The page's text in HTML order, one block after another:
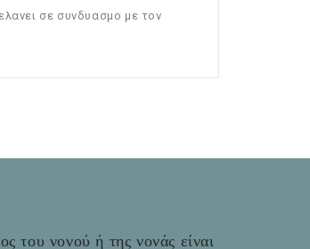
σε συνδυασμο με τον
του νονού ή της νονάς είναι